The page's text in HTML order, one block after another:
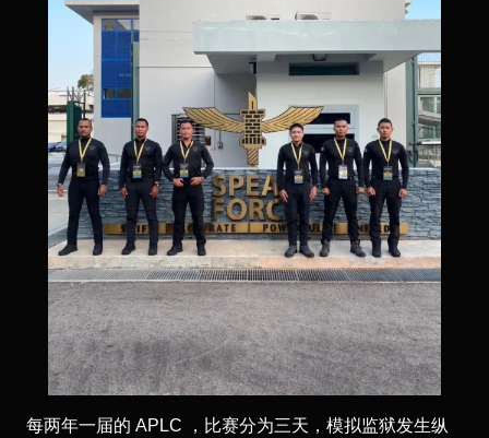
每两年一届的 APLC ，比赛分为三天，模拟监狱发生纵